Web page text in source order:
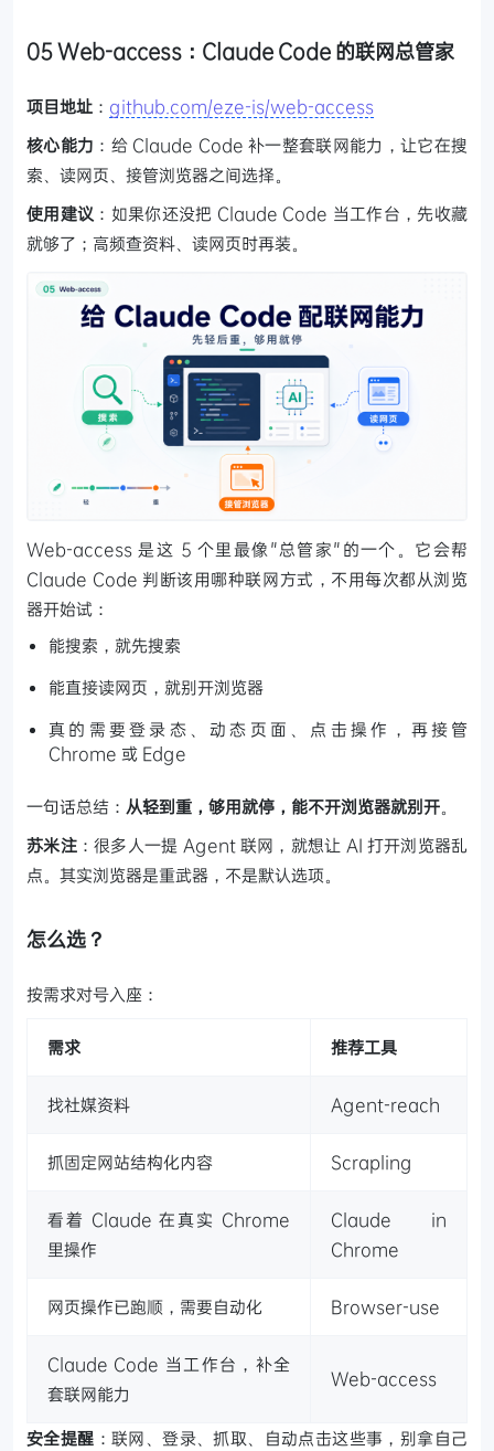
05 Web-access：Claude Code 的联网总管家
项目地址 ： github.com/eze-is/web-access
核心能力 ：给 Claude Code 补一整套联网能力，让它在搜
索、读网页、接管浏览器之间选择。
使用建议 ：如果你还没把 Claude Code 当工作台，先收藏
就够了；高频查资料、读网页时再装。
Web-access 是这 5 个里最像"总管家"的一个。它会帮
Claude Code 判断该用哪种联网方式，不用每次都从浏览
器开始试：
能搜索，就先搜索
能直接读网页，就别开浏览器
真的需要登录态、动态页面、点击操作，再接管
Chrome 或 Edge
一句话总结： 从轻到重，够用就停，能不开浏览器就别开。
苏米注：很多人一提 Agent 联网，就想让 AI 打开浏览器乱
点。其实浏览器是重武器，不是默认选项。
怎么选？
按需求对号入座：
需求 推荐工具
找社媒资料 Agent-reach
抓固定网站结构化内容 Scrapling
看着 Claude 在真实 Chrome
里操作
Claude in
Chrome
网页操作已跑顺，需要自动化 Browser-use
Claude Code 当工作台，补全
套联网能力
Web-access
安全提醒 ：联网、登录、抓取、自动点击这些事，别拿自己